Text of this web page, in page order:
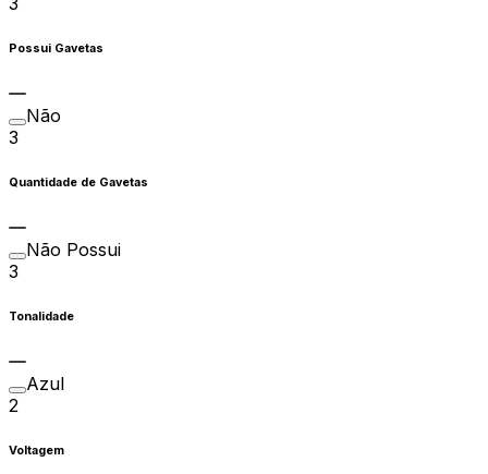
Possui Gavetas
Não
3
Quantidade de Gavetas
Não Possui
3
Tonalidade
Azul
2
Voltagem